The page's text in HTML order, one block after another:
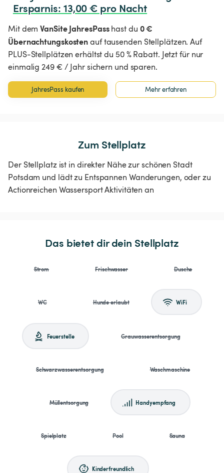
Ersparnis: 13,00 € pro Nacht
Mit demVanSite JahresPasshast du 0 €
Übernachtungskostenauf tausenden Stellplätzen. Auf
PLUS-Stellplätzen erhältst du 50 % Rabatt. Jetzt für nur
einmalig 249 € / Jahr sichern und sparen.
JahresPass kaufen Mehr erfahren
Zum Stellplatz
Der Stellplatz ist in direkter Nähe zur schönen Stadt
Potsdam und lädt zu Entspannen Wanderungen, oder zu
Actionreichen Wassersport Aktivitäten an
Das bietet dir dein Stellplatz
Strom Frischwasser Dusche
WC Hunde erlaubt WiFi
Feuerstelle Grauwasserentsorgung
Schwarzwasserentsorgung Waschmaschine
Müllentsorgung Handyempfang
Spielplatz Pool Sauna
Kinderfreundlich